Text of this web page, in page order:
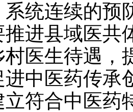
统连续的预
推进县域医共
医生待遇，
中医药传承
符合中医药